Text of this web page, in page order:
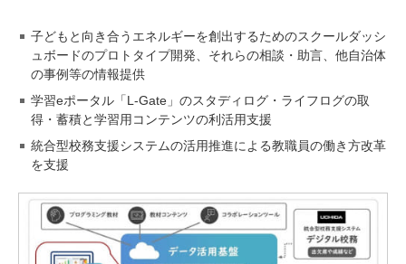
子どもと向き合うエネルギーを創出するためのスクールダッシ
ュボードのプロトタイプ開発、それらの相談・助言、他自治体
の事例等の情報提供
学習eポータル「L-Gate」のスタディログ・ライフログの取
得・蓄積と学習用コンテンツの利活用支援
統合型校務支援システムの活用推進による教職員の働き方改革
を支援